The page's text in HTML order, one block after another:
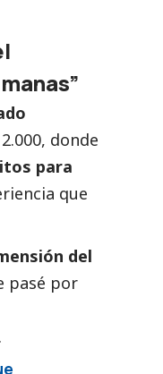
donde
para
que
del
pasé por
.